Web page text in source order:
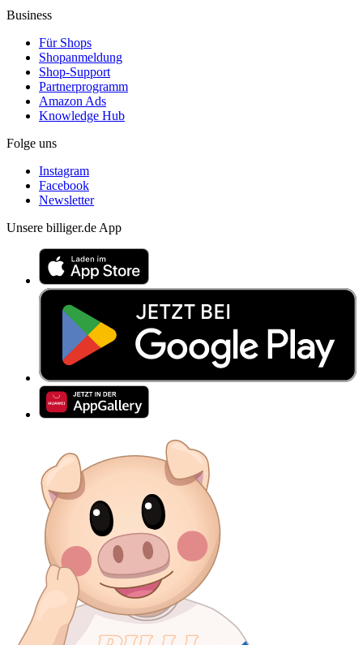
Business
Für Shops
Shopanmeldung
Shop-Support
Partnerprogramm
Amazon Ads
Knowledge Hub
Folge uns
Instagram
Facebook
Newsletter
Unsere billiger.de App